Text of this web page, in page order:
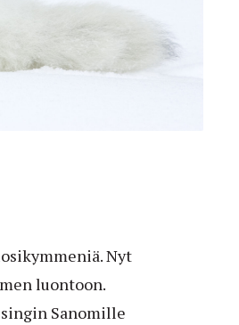
Nyt
luontoon.
Sanomille